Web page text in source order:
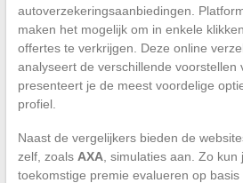
autoverzekeringsaanbiedingen.
maken het mogelijk om in enkele
offertes te verkrijgen. Deze online
analyseert de verschillende voorstellen
presenteert je de meest voordelige
profiel.
Naast de vergelijkers bieden de
zelf, zoals AXA, simulaties aan. Zo kun
toekomstige premie evalueren op